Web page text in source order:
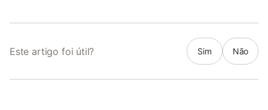
Este artigo foi útil? Sim Não